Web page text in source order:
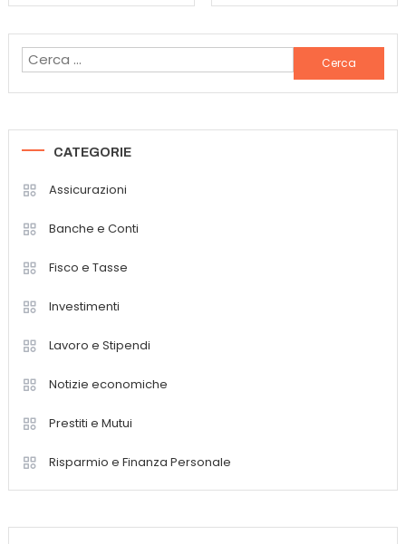
Ricerca
per:
CATEGORIE
Assicurazioni
Banche e Conti
Fisco e Tasse
Investimenti
Lavoro e Stipendi
Notizie economiche
Prestiti e Mutui
Risparmio e Finanza Personale